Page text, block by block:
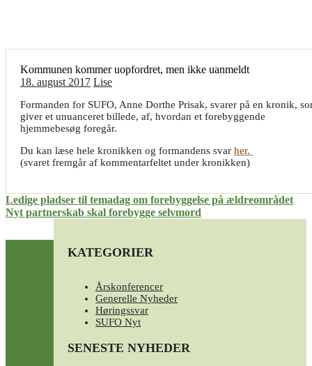
Kommunen kommer uopfordret, men ikke uanmeldt
18. august 2017 Lise
Formanden for SUFO, Anne Dorthe Prisak, svarer på en kronik,
giver et unuanceret billede, af, hvordan et forebyggende
hjemmebesøg foregår.
Du kan læse hele kronikken og formandens svar her.
(svaret fremgår af kommentarfeltet under kronikken)
Indlægsnavigation
Ledige pladser til temadag om forebyggelse på ældreområdet
Nyt partnerskab skal forebygge selvmord
KATEGORIER
Årskonferencer
Generelle Nyheder
Høringssvar
SUFO Nyt
SENESTE NYHEDER